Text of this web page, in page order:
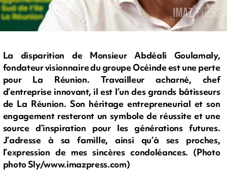
La disparition de Monsieur Abdéali Goulamaly,
fondateur visionnaire du groupe Océinde est une perte
pour La Réunion. Travailleur acharné, chef
d’entreprise innovant, il est l’un des grands bâtisseurs
de La Réunion. Son héritage entrepreneurial et son
engagement resteront un symbole de réussite et une
source d’inspiration pour les générations futures.
J’adresse à sa famille, ainsi qu’à ses proches,
l’expression de mes sincères condoléances. (Photo
photo Sly/www.imazpress.com)